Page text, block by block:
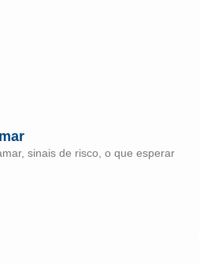
sinais de risco, o que esperar